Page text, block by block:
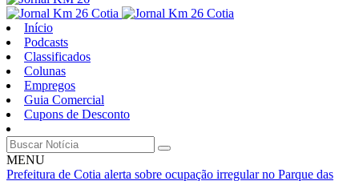
Início
Podcasts
Classificados
Colunas
Empregos
Guia Comercial
Cupons de Desconto
MENU
Prefeitura de Cotia alerta sobre ocupação irregular no Parque das